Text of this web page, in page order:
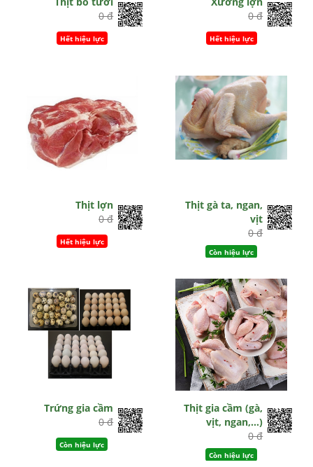
0 đ
Hết hiệu lực
0 đ
Hết hiệu lực
Thịt lợn
0 đ
Hết hiệu lực
Thịt gà ta, ngan,
vịt
0 đ
Còn hiệu lực
Trứng gia cầm
0 đ
Còn hiệu lực
Thịt gia cầm (gà,
vịt, ngan,...)
0 đ
Còn hiệu lực